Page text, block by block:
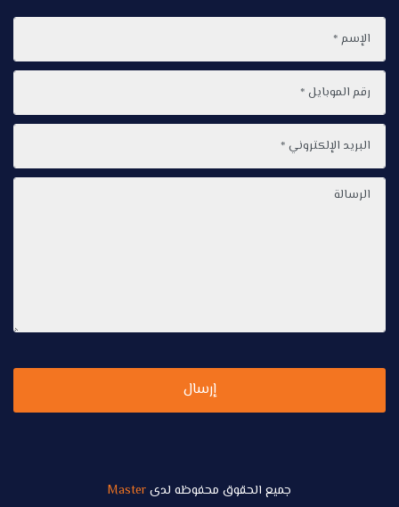
إرسال
جميع الحقوق محفوظه لدىMaster